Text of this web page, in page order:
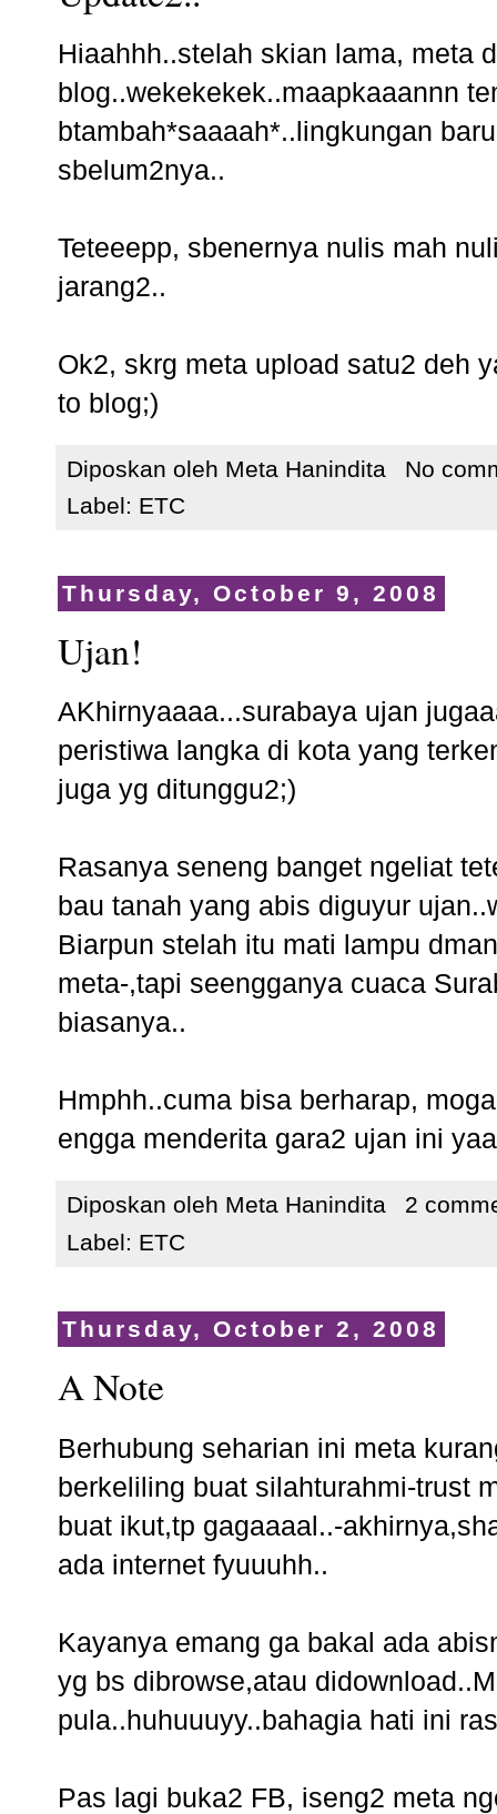
Hiaahhh..stelah skian lama, meta
blog..wekekekek..maapkaaannn
btambah*saaaah*..lingkungan
sbelum2nya..
Teteeepp, sbenernya nulis mah
jarang2..
Ok2, skrg meta upload satu2 deh
to blog;)
Diposkan oleh Meta Hanindita
No
Label: ETC
Thursday, October 9, 2008
Ujan!
AKhirnyaaaa...surabaya ujan
peristiwa langka di kota yang
juga yg ditunggu2;)
Rasanya seneng banget ngeliat
bau tanah yang abis diguyur
Biarpun stelah itu mati lampu
meta-,tapi seengganya cuaca
biasanya..
Hmphh..cuma bisa berharap,
engga menderita gara2 ujan ini
Diposkan oleh Meta Hanindita
2
Label: ETC
Thursday, October 2, 2008
A Note
Berhubung seharian ini meta
berkeliling buat silahturahmi-trust
buat ikut,tp gagaaaal..-
ada internet fyuuuhh..
Kayanya emang ga bakal ada
yg bs dibrowse,atau
pula..huhuuuyy..bahagia hati ini
Pas lagi buka2 FB, iseng2 meta